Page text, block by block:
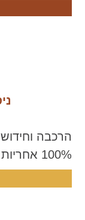
הרכבה
100% אחריות